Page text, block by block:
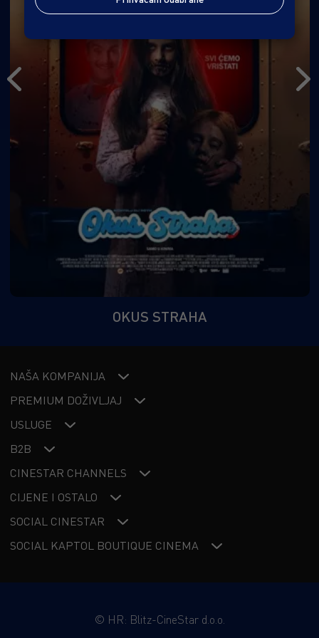
OKUS STRAHA
NAŠA KOMPANIJA
PREMIUM DOŽIVLJAJ
USLUGE
B2B
CINESTAR CHANNELS
CIJENE I OSTALO
SOCIAL CINESTAR
SOCIAL KAPTOL BOUTIQUE CINEMA
© HR: Blitz-CineStar d.o.o.